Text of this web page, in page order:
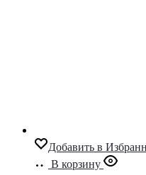
Добавить в
В корзину